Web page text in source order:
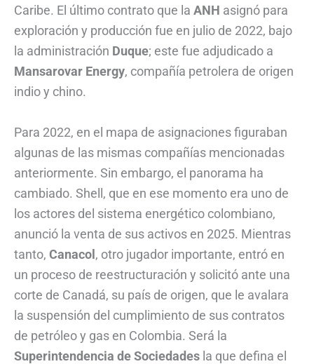
Caribe. El último contrato que la ANH asignó para
exploración y producción fue en julio de 2022, bajo
la administración Duque; este fue adjudicado a
Mansarovar Energy, compañía petrolera de origen
indio y chino.
Para 2022, en el mapa de asignaciones figuraban
algunas de las mismas compañías mencionadas
anteriormente. Sin embargo, el panorama ha
cambiado. Shell, que en ese momento era uno de
los actores del sistema energético colombiano,
anunció la venta de sus activos en 2025. Mientras
tanto, Canacol , otro jugador importante, entró en
un proceso de reestructuración y solicitó ante una
corte de Canadá, su país de origen, que le avalara
la suspensión del cumplimiento de sus contratos
de petróleo y gas en Colombia. Será la
Superintendencia de Sociedades la que defina el